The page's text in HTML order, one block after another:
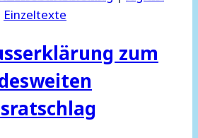
Kriegstüchtigkeit!
Einzeltexte
zum